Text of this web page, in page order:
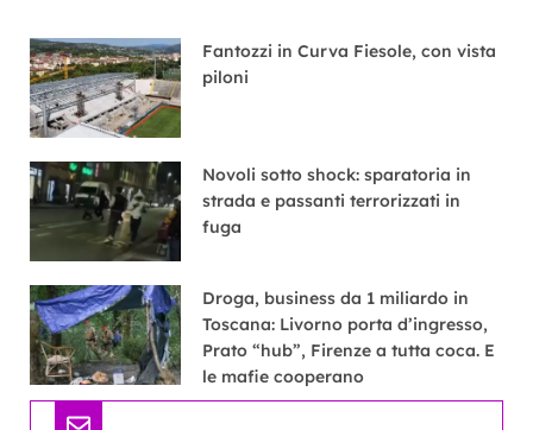
Fantozzi in Curva Fiesole, con vista
piloni
Novoli sotto shock: sparatoria in
strada e passanti terrorizzati in
fuga
Droga, business da 1 miliardo in
Toscana: Livorno porta d’ingresso,
Prato “hub”, Firenze a tutta coca. E
le mafie cooperano